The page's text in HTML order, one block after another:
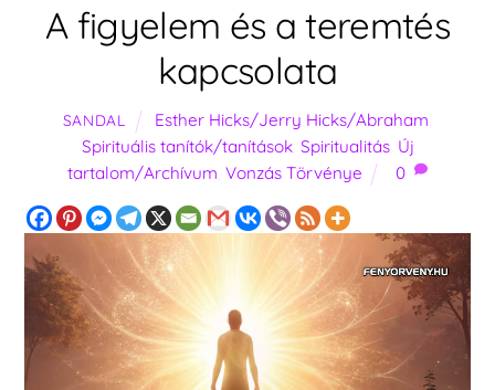
A figyelem és a teremtés
kapcsolata
SANDAL Esther Hicks/Jerry Hicks/Abraham
Spirituális tanítók/tanítások, Spiritualitás, Új
tartalom/Archívum Vonzás Törvénye 0